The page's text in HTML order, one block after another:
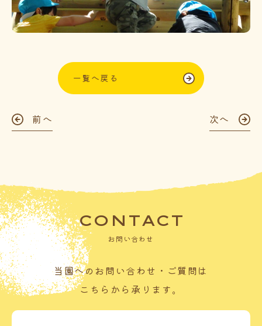
一覧へ戻る
前へ 次へ
CONTACT
お問い合わせ
当園へのお問い合わせ・ご質問は
こちらから承ります。